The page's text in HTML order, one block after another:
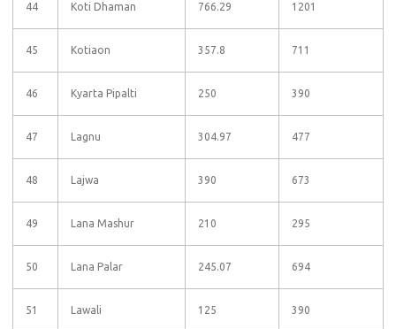
44 Koti Dhaman 766.29 1201
45 Kotiaon 357.8 711
46 Kyarta Pipalti 250 390
47 Lagnu 304.97 477
48 Lajwa 390 673
49 Lana Mashur 210 295
50 Lana Palar 245.07 694
51 Lawali 125 390